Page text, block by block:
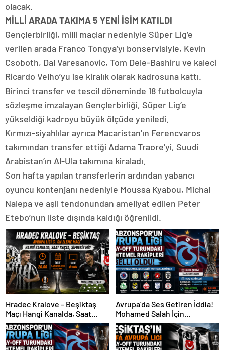
olacak.
MİLLİ ARADA TAKIMA 5 YENİ İSİM KATILDI
Gençlerbirliği, milli maçlar nedeniyle Süper Lig’e
verilen arada Franco Tongya’yı bonservisiyle, Kevin
Csoboth, Dal Varesanovic, Tom Dele-Bashiru ve kaleci
Ricardo Velho’yu ise kiralık olarak kadrosuna kattı.
Birinci transfer ve tescil döneminde 18 futbolcuyla
sözleşme imzalayan Gençlerbirliği, Süper Lig’e
yükseldiği kadroyu büyük ölçüde yeniledi.
Kırmızı-siyahlılar ayrıca Macaristan’ın Ferencvaros
takımından transfer ettiği Adama Traore’yi, Suudi
Arabistan’ın Al-Ula takımına kiraladı.
Son hafta yapılan transferlerin ardından yabancı
oyuncu kontenjanı nedeniyle Moussa Kyabou, Michal
Nalepa ve aşil tendonundan ameliyat edilen Peter
Etebo’nun liste dışında kaldığı öğrenildi.
Hradec Kralove – Beşiktaş
Maçı Hangi Kanalda, Saat
Kaçta, Şifresiz Mi?
Avrupa’da Ses Getiren İddia!
Mohamed Salah İçin
Trabzonspor Sürprizi